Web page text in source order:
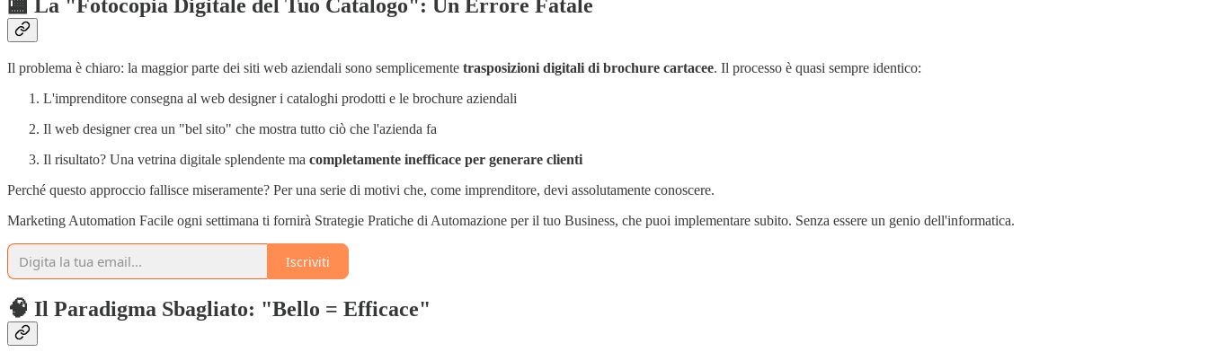
🏬 La "Fotocopia Digitale del Tuo Catalogo": Un Errore Fatale
Il problema è chiaro: la maggior parte dei siti web aziendali sono semplicemente trasposizioni digitali di brochure cartacee. Il processo è quasi sempre identico:
L'imprenditore consegna al web designer i cataloghi prodotti e le brochure aziendali
Il web designer crea un "bel sito" che mostra tutto ciò che l'azienda fa
Il risultato? Una vetrina digitale splendente ma completamente inefficace per generare clienti
Perché questo approccio fallisce miseramente? Per una serie di motivi che, come imprenditore, devi assolutamente conoscere.
Marketing Automation Facile ogni settimana ti fornirà Strategie Pratiche di Automazione per il tuo Business, che puoi implementare subito. Senza essere un genio dell'informatica.
Iscriviti
🧠 Il Paradigma Sbagliato: "Bello = Efficace"